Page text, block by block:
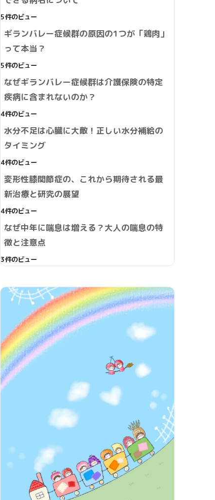
5件のビュー
ギランバレー症候群の原因の1つが「鶏肉」
って本当？
5件のビュー
なぜギランバレー症候群は介護保険の特定
疾病に含まれないのか？
4件のビュー
水分不足は心臓に大敵！正しい水分補給の
タイミング
4件のビュー
変形性膝関節症の、これから期待される最
新治療と研究の展望
4件のビュー
なぜ中年に喘息は増える？大人の喘息の特
徴と注意点
3件のビュー